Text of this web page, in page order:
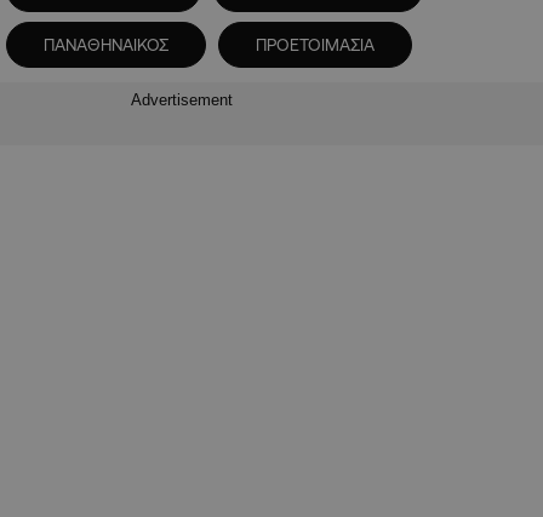
ΠΑΝΑΘΗΝΑΙΚΟΣ ΠΡΟΕΤΟΙΜΑΣΙΑ
Advertisement